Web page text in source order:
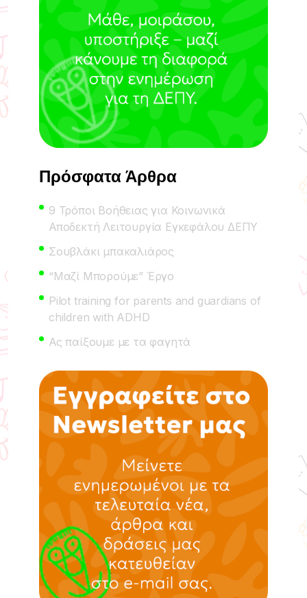
Πρόσφατα Άρθρα
9 Τρόποι Βοήθειας για Κοινωνικά
Αποδεκτή Λειτουργία Εγκεφάλου ΔΕΠΥ
Σουβλάκι μπακαλιάρος
“Μαζί Μπορούμε” Έργο
Pilot training for parents and guardians of
children with ADHD
Ας παίξουμε με τα φαγητά